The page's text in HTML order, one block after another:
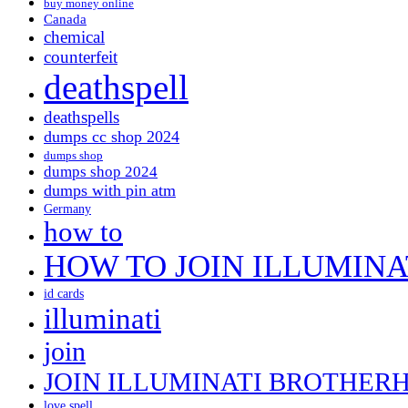
buy money online
Canada
chemical
counterfeit
deathspell
deathspells
dumps cc shop 2024
dumps shop
dumps shop 2024
dumps with pin atm
Germany
how to
HOW TO JOIN
id cards
illuminati
join
JOIN ILLUMINATI